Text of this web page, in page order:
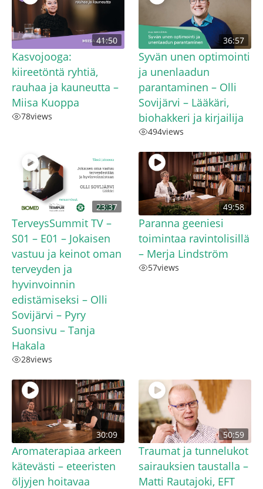
41:50
Kasvojooga:
kiireetöntä ryhtiä,
rauhaa ja kauneutta –
Miisa Kuoppa
78views
36:57
Syvän unen optimointi
ja unenlaadun
parantaminen – Olli
Sovijärvi – Lääkäri,
biohakkeri ja kirjailija
494views
23:37
TerveysSummit TV –
S01 – E01 – Jokaisen
vastuu ja keinot oman
terveyden ja
hyvinvoinnin
edistämiseksi – Olli
Sovijärvi – Pyry
Suonsivu – Tanja
Hakala
28views
49:58
Paranna geeniesi
toimintaa ravintolisillä
– Merja Lindström
57views
30:09
Aromaterapiaa arkeen
kätevästi – eteeristen
öljyjen hoitavaa
50:59
Traumat ja tunnelukot
sairauksien taustalla –
Matti Rautajoki, EFT